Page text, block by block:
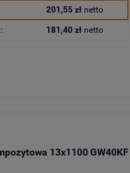
201,55 zł netto
181,40 zł netto
13x1100 GW40KF